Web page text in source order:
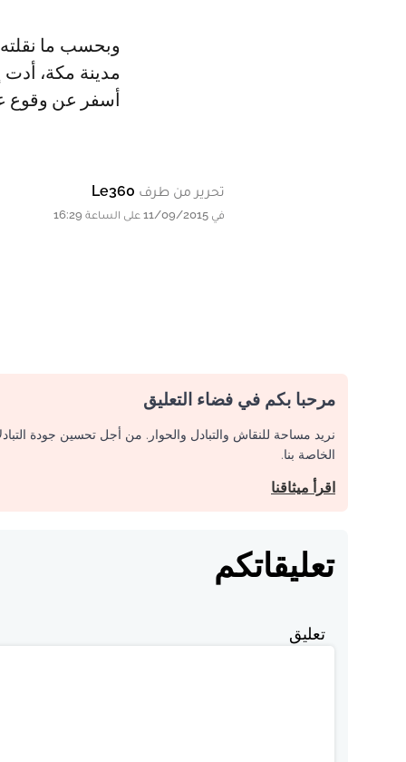
وبحسب ما نقلته وسائل إعلام محلية، فإن الرياح والأمطار الغزيرة التي تشهدها
مدينة مكة،
أسفر عن وقوع
تحرير من طرف Le360
في 11/09/2015 على الساعة 16:29
مرحبا بكم في فضاء التعليق
نريد مساحة للنقاش والتبادل والحوار. من أجل تحسين جودة
الخاصة بنا.
اقرأ ميثاقنا
تعليقاتكم
تعليق